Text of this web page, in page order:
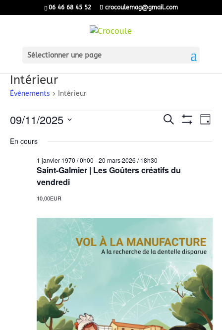
06 46 68 45 52 crocoulemag@gmail.com
Sélectionner une page
Intérieur
Évènements Intérieur
Évènements
for
novembre
2025
de
Recherche
Filtres
Jour
09/11/2025
une
En cours
Saint-Galmier | Les Goûters créatifs du
vendredi
1 janvier 1970 / 0h00 -20 mars 2026 / 18h30
10,00EUR